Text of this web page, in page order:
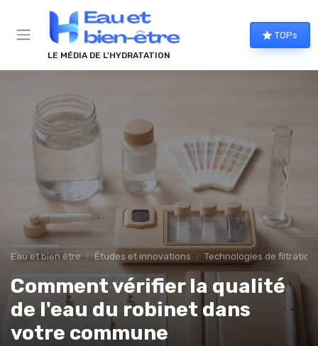
LE MÉDIA DE L'HYDRATATION
TOPs
Eau et bien être Études et innovations Technologies de filtration
Comment vérifier la qualité
de l'eau du robinet dans
votre commune
Panneau de gestion des cookies